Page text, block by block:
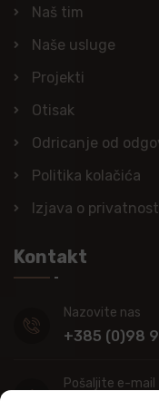
Naš tim
Naše usluge
Projekti
Otisak
Odricanje od
Politika kolačića
Izjava o
Kontakt
Nazovite nas
+385 (0)98
Pošaljite e-mail